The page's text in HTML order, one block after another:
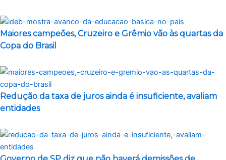
Maiores campeões, Cruzeiro e Grêmio vão às quartas da
Copa do Brasil
Redução da taxa de juros ainda é insuficiente, avaliam
entidades